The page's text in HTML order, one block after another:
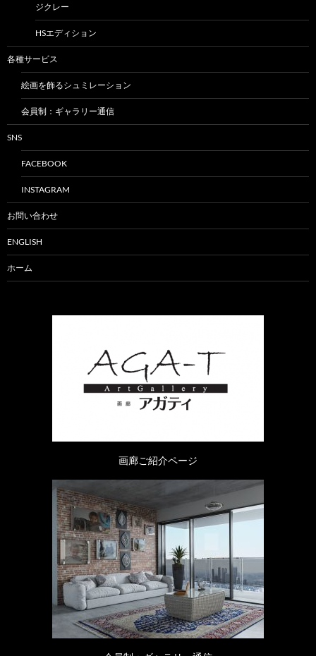
ジクレー
HSエディション
各種サービス
絵画を飾るシュミレーション
会員制：ギャラリー通信
SNS
FACEBOOK
INSTAGRAM
お問い合わせ
ENGLISH
ホーム
画廊ご紹介ページ